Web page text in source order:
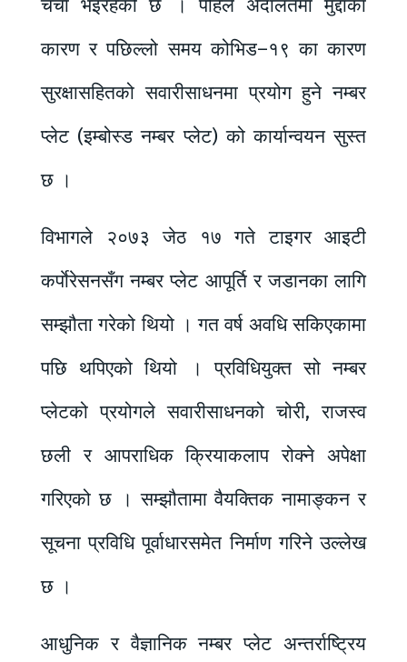
चर्चा भइरहेको छ । पहिले अदालतमा मुद्दाका
कारण र पछिल्लो समय कोभिड–१९ का कारण
सुरक्षासहितको सवारीसाधनमा प्रयोग हुने नम्बर
प्लेट (इम्बोस्ड नम्बर प्लेट) को कार्यान्वयन सुस्त
छ ।
विभागले २०७३ जेठ १७ गते टाइगर आइटी
कर्पाेरेसनसँग नम्बर प्लेट आपूर्ति र जडानका लागि
सम्झौता गरेको थियो । गत वर्ष अवधि सकिएकामा
पछि थपिएको थियो । प्रविधियुक्त सो नम्बर
प्लेटको प्रयोगले सवारीसाधनको चोरी, राजस्व
छली र आपराधिक क्रियाकलाप रोक्ने अपेक्षा
गरिएको छ । सम्झौतामा वैयक्तिक नामाङ्कन र
सूचना प्रविधि पूर्वाधारसमेत निर्माण गरिने उल्लेख
छ ।
आधुनिक र वैज्ञानिक नम्बर प्लेट अन्तर्राष्ट्रिय